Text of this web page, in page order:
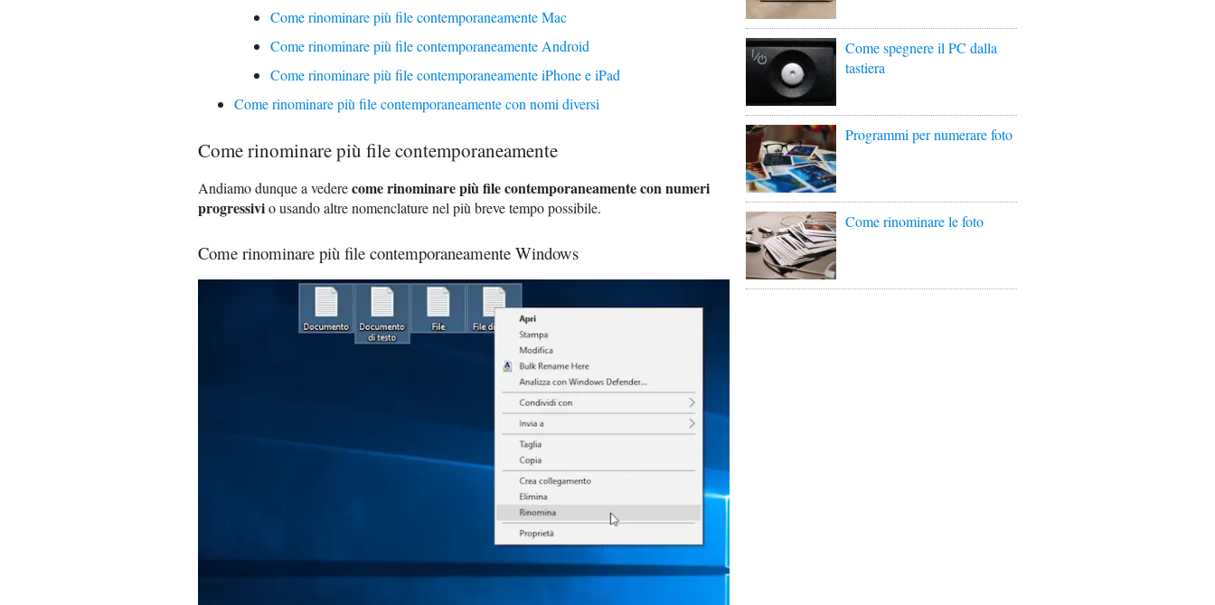
Come rinominare più file contemporaneamente Mac
Come rinominare più file contemporaneamente Android
Come rinominare più file contemporaneamente iPhone e iPad
Come rinominare più file contemporaneamente con nomi diversi
Come rinominare più file contemporaneamente
Andiamo dunque a vederecome rinominare più file contemporaneamente con numeri
progressivio usando altre nomenclature nel più breve tempo possibile.
Come rinominare più file contemporaneamente Windows
Come spegnere il PC dalla
tastiera
Programmi per numerare foto
Come rinominare le foto